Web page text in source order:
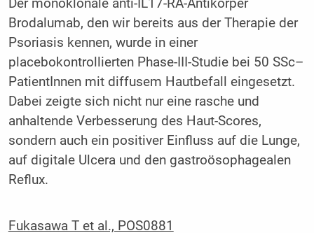
Der monoklonale anti-IL17-RA-Antikörper
Brodalumab, den wir bereits aus der Therapie der
Psoriasis kennen, wurde in einer
placebokontrollierten Phase-III-Studie bei 50 SSc–
PatientI nnen mit diffusem Hautbefall
eingesetzt.
Dabei zeigte sich nicht nur eine rasche und
anhaltende Verbesserung des Haut-Scores,
sondern auch ein positiver Einfluss auf die Lunge,
auf digitale Ulcera und den gastroösophagealen
Reflux.
Fukasawa T et al., POS0881